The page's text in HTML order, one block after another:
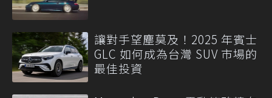
讓對手望塵莫及！2025 年賓士
GLC 如何成為台灣 SUV 市場的
最佳投資